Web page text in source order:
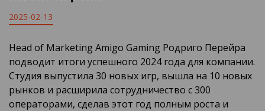
2025-02-13
Head of Marketing Amigo Gaming Родриго Перейра
подводит итоги успешного 2024 года для компании.
Студия выпустила 30 новых игр, вышла на 10 новых
рынков и расширила сотрудничество с 300
операторами, сделав этот год полным роста и